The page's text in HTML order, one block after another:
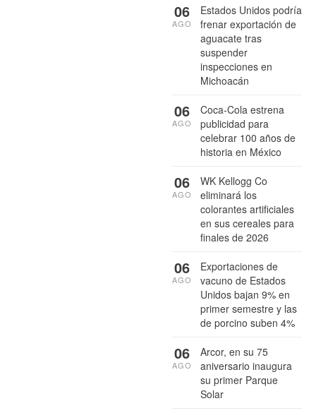
Estados Unidos podría
frenar exportación de
aguacate tras
suspender
inspecciones en
Michoacán
06
AGO
Coca-Cola estrena
publicidad para
celebrar 100 años de
historia en México
06
AGO
WK Kellogg Co
eliminará los
colorantes artificiales
en sus cereales para
finales de 2026
06
AGO
Exportaciones de
vacuno de Estados
Unidos bajan 9% en
primer semestre y las
de porcino suben 4%
06
AGO
Arcor, en su 75
aniversario inaugura
su primer Parque
Solar
06
AGO